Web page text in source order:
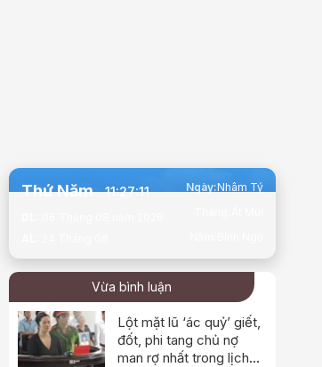
Thứ Năm 11:27:12 Ngày:Nhâm Tý
Vừa bình luận
Lột mặt lũ ‘ác quỷ’ giết,
đốt, phi tang chủ nợ
man rợ nhất trong lịch